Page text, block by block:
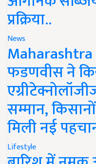
प्रक्रिया..
News
Maharashtra
फडणवीस ने
सम्मान,
मिली नई
Lifestyle